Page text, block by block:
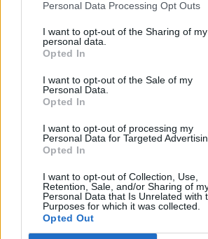
Personal Data Processing Opt Outs
I want to opt-out of the Sharing of my
personal data.
Opted In
I want to opt-out of the Sale of my
Personal Data.
Opted In
I want to opt-out of processing my
Personal Data for Targeted
Opted In
I want to opt-out of Collection, Use,
Retention, Sale, and/or Sharing of
Personal Data that Is Unrelated with
Purposes for which it was collected.
Opted Out
Manuel Fonseca é o novo diretor
APAL–SIM
6/08/2026